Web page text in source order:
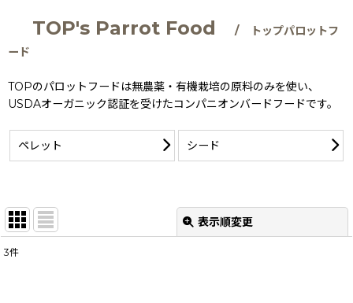
TOP's Parrot Food
/ トップパロットフ
ード
TOPのパロットフードは無農薬・有機栽培の原料のみを使い、
USDAオーガニック認証を受けたコンパニオンバードフードです。
ペレット シード
表示順変更
3件